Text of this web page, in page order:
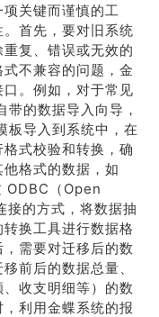
关键而谨慎的工
首先，要对旧系统
复、错误或无效的
不兼容的问题，金
。例如，对于常见
的数据导入向导，
板导入到系统中，在
式校验和转换，确
格式的数据，如
ODBC（Open
的方式，将数据抽
换工具进行数据格
需要对迁移后的数
前后的数据总量、
收支明细等）的数
利用金蝶系统的报